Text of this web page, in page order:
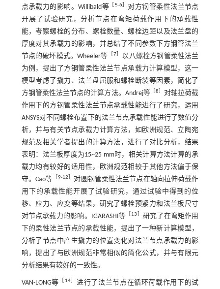
点承载力的影响。Willibald等
5-6］ 对方钢管柔性法兰节点
开展了试验研究，分析节点在弯矩荷载作用下的承载性
能，考察螺栓的分布、螺栓数量、螺栓边距以及法兰盘的
厚度对其承载力的影响，并总结了不同参数下方钢管法兰
节点的破坏模式。Wheeler等
7］ 以八螺栓方钢管柔性法兰
为例，提出了方钢管柔性法兰节点承载力计算模型，这一
模型考虑了撬力、法兰盘屈服和螺栓断裂等因素，简化了
方钢管柔性法兰节点的计算方法。Andrej等［ 8
对轴拉荷载
作用下的方钢管柔性法兰节点承载性能进行了研究，运用
ANSYS对不同螺栓布置下的法兰节点承载性能进行了数值分
析，并与有关节点承载力计算方法，如欧洲规范、立陶宛
规范及相关学者提出的计算方法，进行了对比分析，结果
表明：法兰板厚度为15~25 mm时，相关计算方法计算的承
载力均有较好的适用性，欧洲规范相较于其他方法偏于保
守。Cao等 ［9-12
对圆钢管柔性法兰节点在轴向拉伸荷载作
用下的承载性能开展了试验研究，通过试验中得到的位
移、应力、应变等结果，研究了螺栓预紧力和法兰板尺寸
对节点承载力的影响。IGARASHI等
13
研究了在弯矩作用
下的柔性法兰节点的承载性能，提出了一种新计算模型，
分析了节点中产生撬力的位置变化对法兰节点承载力的影
响，提出了与欧洲规范非常相似的简化公式，并与有限元
分析结果有较好的一致性。
VAN-LONG等 14］ 进行了法兰节点在循环荷载作用下的试